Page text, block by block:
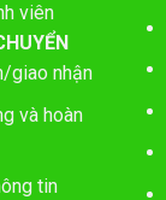
viên
giao nhận
và hoàn
tin